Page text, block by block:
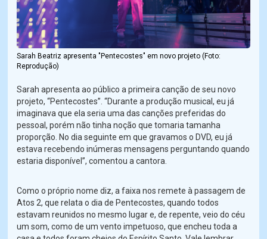
Sarah Beatriz apresenta "Pentecostes" em novo projeto (Foto:
Reprodução)
Sarah apresenta ao público a primeira canção de seu novo
projeto, “Pentecostes”. “Durante a produção musical, eu já
imaginava que ela seria uma das canções preferidas do
pessoal, porém não tinha noção que tomaria tamanha
proporção. No dia seguinte em que gravamos o DVD, eu já
estava recebendo inúmeras mensagens perguntando quando
estaria disponível”, comentou a cantora.
Como o próprio nome diz, a faixa nos remete à passagem de
Atos 2, que relata o dia de Pentecostes, quando todos
estavam reunidos no mesmo lugar e, de repente, veio do céu
um som, como de um vento impetuoso, que encheu toda a